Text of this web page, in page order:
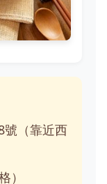
號（靠近西
）